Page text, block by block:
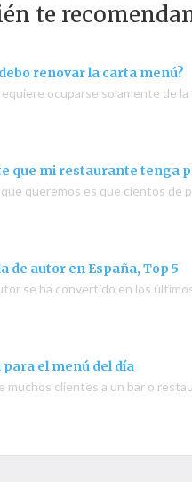
te
renovar la carta menú?
ocuparse solamente de
que mi restaurante tenga
queremos es que cientos de
de autor en España, Top 5
se ha convertido en los
el menú del día
muchos clientes a un bar o